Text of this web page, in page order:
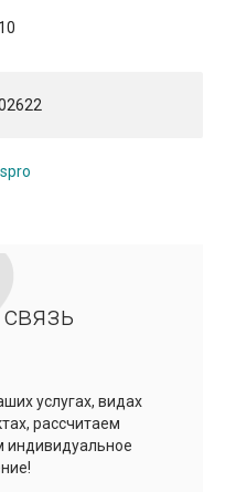
услугах, видах
рассчитаем
индивидуальное